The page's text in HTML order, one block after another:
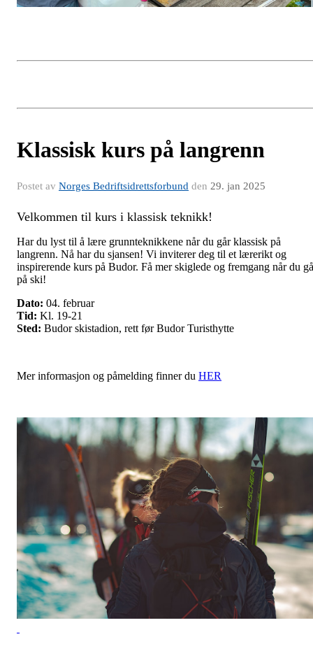
Klassisk kurs på langrenn
Postet av Norges Bedriftsidrettsforbund den 29. jan 2025
Velkommen til kurs i klassisk teknikk!
Har du lyst til å lære grunnteknikkene når du går klassisk på
langrenn. Nå har du sjansen! Vi inviterer deg til et lærerikt og
inspirerende kurs på Budor. Få mer skiglede og fremgang når du
på ski!
Dato: 04. februar
Tid: Kl. 19-21
Sted: Budor skistadion, rett før Budor Turisthytte
Mer informasjon og påmelding finner du HER